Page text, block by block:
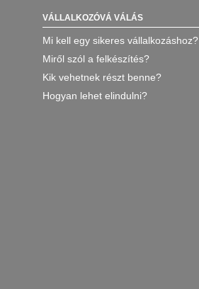
VÁLLALKOZÓVÁ VÁLÁS
Mi kell egy sikeres vállalkozáshoz?
Miről szól a felkészítés?
Kik vehetnek részt benne?
Hogyan lehet elindulni?